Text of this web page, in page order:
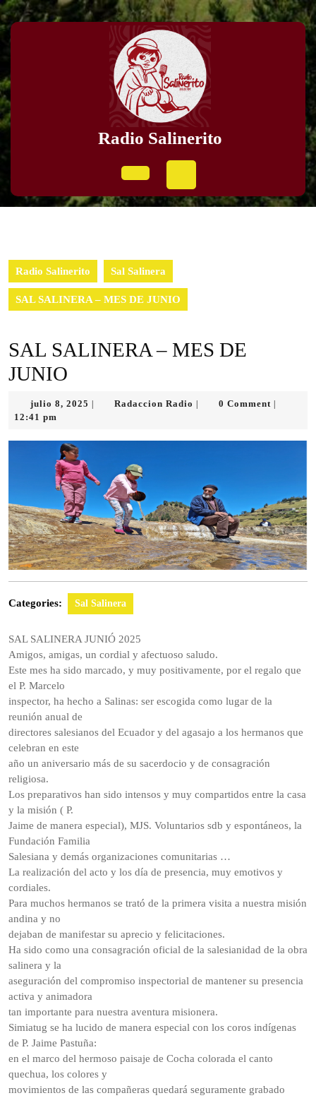
Skip
to
content
Radio Salinerito
Button
Radio Salinerito Sal Salinera
SAL SALINERA – MES DE JUNIO
SAL SALINERA – MES DE
JUNIO
julio 8, 2025 julio
Radaccion Radio Radaccion0 Comment
12:41 pm
Categories: Sal Salinera
SAL SALINERA JUNIÓ 2025
Amigos, amigas, un cordial y afectuoso saludo.
Este mes ha sido marcado, y muy positivamente, por el regalo que
el P. Marcelo
inspector, ha hecho a Salinas: ser escogida como lugar de la
reunión anual de
directores salesianos del Ecuador y del agasajo a los hermanos que
celebran en este
año un aniversario más de su sacerdocio y de consagración
religiosa.
Los preparativos han sido intensos y muy compartidos entre la casa
y la misión ( P.
Jaime de manera especial), MJS. Voluntarios sdb y espontáneos, la
Fundación Familia
Salesiana y demás organizaciones comunitarias …
La realización del acto y los día de presencia, muy emotivos y
cordiales.
Para muchos hermanos se trató de la primera visita a nuestra misión
andina y no
dejaban de manifestar su aprecio y felicitaciones.
Ha sido como una consagración oficial de la salesianidad de la obra
salinera y la
aseguración del compromiso inspectorial de mantener su presencia
activa y animadora
tan importante para nuestra aventura misionera.
Simiatug se ha lucido de manera especial con los coros indígenas
de P. Jaime Pastuña:
en el marco del hermoso paisaje de Cocha colorada el canto
quechua, los colores y
movimientos de las compañeras quedará seguramente grabado